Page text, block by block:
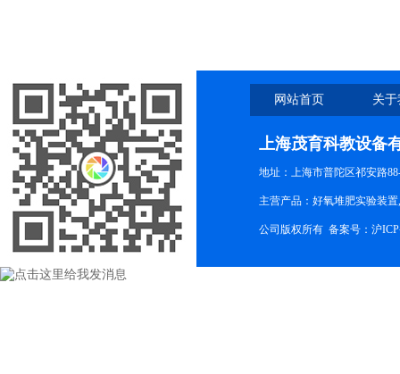
网站首页 关
上海茂育科教设备
地址：上海市普陀区祁安路
主营产品：好氧堆肥实验装
公司版权所有 备案号： 沪